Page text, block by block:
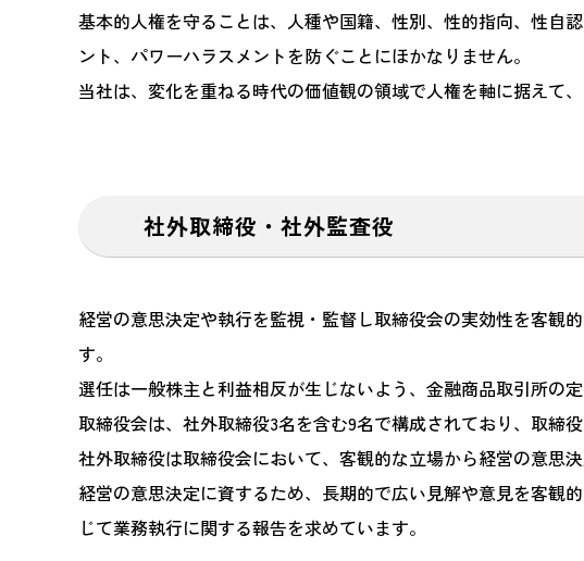
基本的人権を守ることは、人種や国籍、性別、性的指向、性自
ント、パワーハラスメントを防ぐことにほかなりません。
当社は、変化を重ねる時代の価値観の領域で人権を軸に据えて
社外取締役・社外監査役
経営の意思決定や執行を監視・監督し取締役会の実効性を客観
す。
選任は一般株主と利益相反が生じないよう、金融商品取引所の
取締役会は、社外取締役3名を含む9名で構成されており、取締
社外取締役は取締役会において、客観的な立場から経営の意思
経営の意思決定に資するため、長期的で広い見解や意見を客観
じて業務執行に関する報告を求めています。